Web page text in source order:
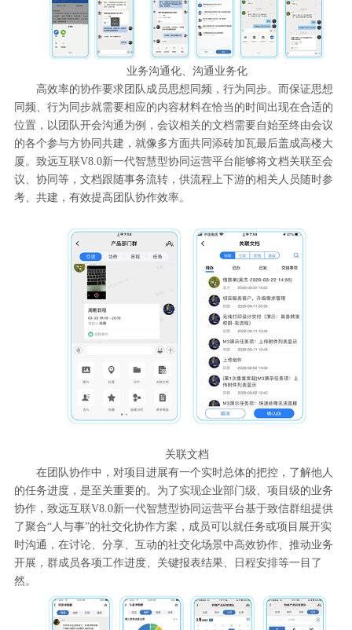
业务沟通化、沟通业务化
高效率的协作要求团队成员思想同频，行为同步。而保证思想
同频、行为同步就需要相应的内容材料在恰当的时间出现在合适的
位置，以团队开会沟通为例，会议相关的文档需要自始至终由会议
的各个参与方协同共建，就像多方面共同添砖加瓦最后盖成高楼大
厦。致远互联V8.0新一代智慧型协同运营平台能够将文档关联至会
议、协同等，文档跟随事务流转，供流程上下游的相关人员随时参
考、共建，有效提高团队协作效率。
关联文档
在团队协作中，对项目进展有一个实时总体的把控，了解他人
的任务进度，是至关重要的。为了实现企业部门级、项目级的业务
协作，致远互联V8.0新一代智慧型协同运营平台基于致信群组提供
了聚合“人与事”的社交化协作方案，成员可以就任务或项目展开实
时沟通，在讨论、分享、互动的社交化场景中高效协作、推动业务
开展，群成员各项工作进度、关键报表结果、日程安排等一目了
然。